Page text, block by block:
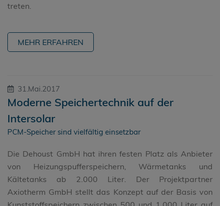
treten.
MEHR ERFAHREN
31.Mai.2017
Moderne Speichertechnik auf der
Intersolar
PCM-Speicher sind vielfältig einsetzbar
Die Dehoust GmbH hat ihren festen Platz als Anbieter
von Heizungspufferspeichern, Wärmetanks und
Kältetanks ab 2.000 Liter. Der Projektpartner
Axiotherm GmbH stellt das Konzept auf der Basis von